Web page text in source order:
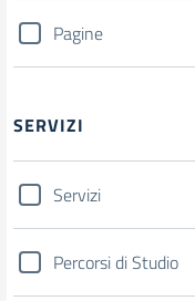
Pagine
SERVIZI
Servizi
Percorsi di Studio